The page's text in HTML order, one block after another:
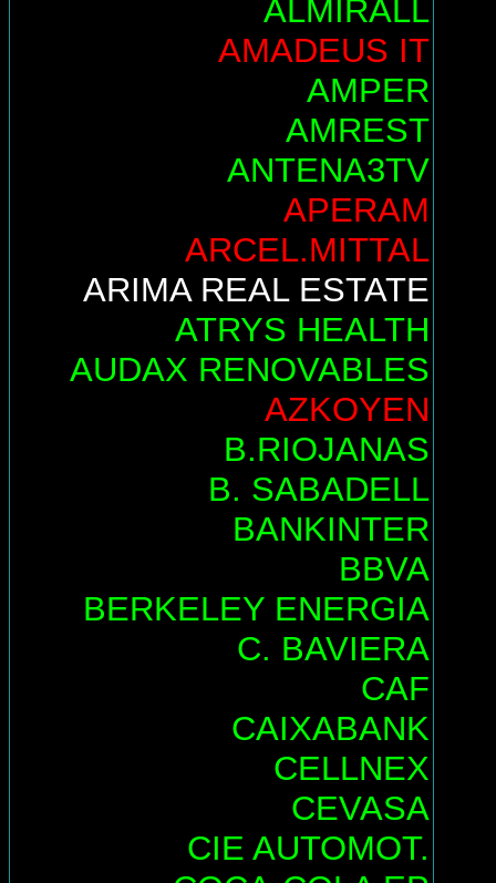
ALMIRALL
AMADEUS IT
AMPER
AMREST
ANTENA3TV
APERAM
ARCEL.MITTAL
ARIMA REAL ESTATE
ATRYS HEALTH
AUDAX RENOVABLES
AZKOYEN
B.RIOJANAS
B. SABADELL
BANKINTER
BBVA
BERKELEY ENERGIA
C. BAVIERA
CAF
CAIXABANK
CELLNEX
CEVASA
CIE AUTOMOT.